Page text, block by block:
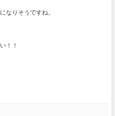
なりそうですね。
！！